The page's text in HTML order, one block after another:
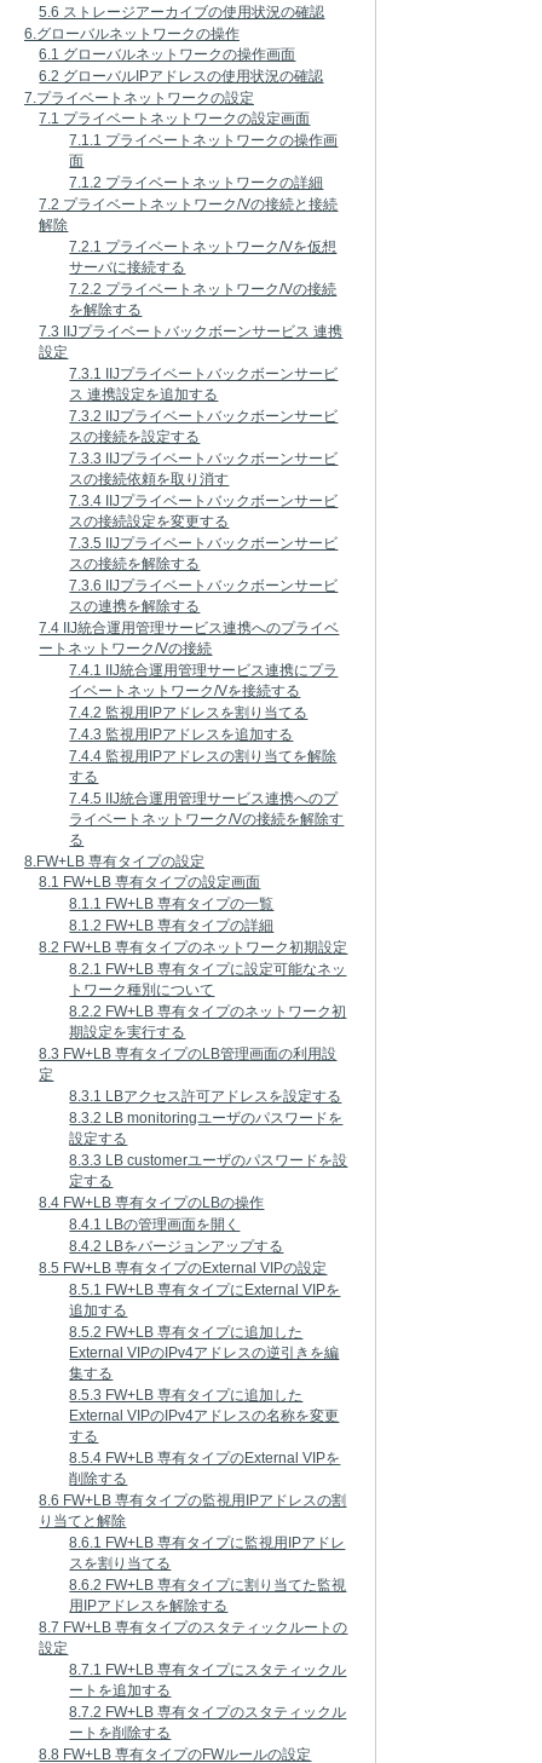
5.6 ストレージアーカイブの使用状況の確認
6.グローバルネットワークの操作
6.1 グローバルネットワークの操作画面
6.2 グローバルIPアドレスの使用状況の確認
7.プライベートネットワークの設定
7.1 プライベートネットワークの設定画面
7.1.1 プライベートネットワークの操作画
面
7.1.2 プライベートネットワークの詳細
7.2 プライベートネットワーク/Vの接続と接続
解除
7.2.1 プライベートネットワーク/Vを仮想
サーバに接続する
7.2.2 プライベートネットワーク/Vの接続
を解除する
7.3 IIJプライベートバックボーンサービス 連携
設定
7.3.1 IIJプライベートバックボーンサービ
ス 連携設定を追加する
7.3.2 IIJプライベートバックボーンサービ
スの接続を設定する
7.3.3 IIJプライベートバックボーンサービ
スの接続依頼を取り消す
7.3.4 IIJプライベートバックボーンサービ
スの接続設定を変更する
7.3.5 IIJプライベートバックボーンサービ
スの接続を解除する
7.3.6 IIJプライベートバックボーンサービ
スの連携を解除する
7.4 IIJ統合運用管理サービス連携へのプライベ
ートネットワーク/Vの接続
7.4.1 IIJ統合運用管理サービス連携にプラ
イベートネットワーク/Vを接続する
7.4.2 監視用IPアドレスを割り当てる
7.4.3 監視用IPアドレスを追加する
7.4.4 監視用IPアドレスの割り当てを解除
する
7.4.5 IIJ統合運用管理サービス連携へのプ
ライベートネットワーク/Vの接続を解除す
る
8.FW+LB 専有タイプの設定
8.1 FW+LB 専有タイプの設定画面
8.1.1 FW+LB 専有タイプの一覧
8.1.2 FW+LB 専有タイプの詳細
8.2 FW+LB 専有タイプのネットワーク初期設定
8.2.1 FW+LB 専有タイプに設定可能なネッ
トワーク種別について
8.2.2 FW+LB 専有タイプのネットワーク初
期設定を実行する
8.3 FW+LB 専有タイプのLB管理画面の利用設
定
8.3.1 LBアクセス許可アドレスを設定する
8.3.2 LB monitoringユーザのパスワードを
設定する
8.3.3 LB customerユーザのパスワードを設
定する
8.4 FW+LB 専有タイプのLBの操作
8.4.1 LBの管理画面を開く
8.4.2 LBをバージョンアップする
8.5 FW+LB 専有タイプのExternal VIPの設定
8.5.1 FW+LB 専有タイプにExternal VIPを
追加する
8.5.2 FW+LB 専有タイプに追加した
External VIPのIPv4アドレスの逆引きを編
集する
8.5.3 FW+LB 専有タイプに追加した
External VIPのIPv4アドレスの名称を変更
する
8.5.4 FW+LB 専有タイプのExternal VIPを
削除する
8.6 FW+LB 専有タイプの監視用IPアドレスの割
り当てと解除
8.6.1 FW+LB 専有タイプに監視用IPアドレ
スを割り当てる
8.6.2 FW+LB 専有タイプに割り当てた監視
用IPアドレスを解除する
8.7 FW+LB 専有タイプのスタティックルートの
設定
8.7.1 FW+LB 専有タイプにスタティックル
ートを追加する
8.7.2 FW+LB 専有タイプのスタティックル
ートを削除する
8.8 FW+LB 専有タイプのFWルールの設定